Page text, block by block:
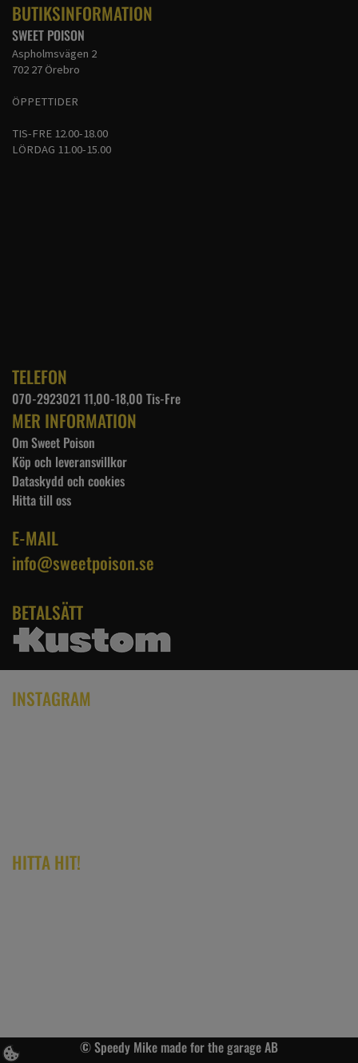
BUTIKSINFORMATION
SWEET POISON
Aspholmsvägen 2
702 27 Örebro
ÖPPETTIDER
TIS-FRE 12.00-18.00
LÖRDAG 11.00-15.00
TELEFON
070-2923021 11,00-18,00 Tis-Fre
MER INFORMATION
Om Sweet Poison
Köp och leveransvillkor
Dataskydd och cookies
Hitta till oss
E-MAIL
info@sweetpoison.se
BETALSÄTT
INSTAGRAM
HITTA HIT!
© Speedy Mike made for the garage AB